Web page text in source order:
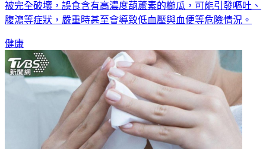
被完全破壞，誤食含有高濃度葫蘆素的櫛瓜，可能引發嘔吐、
腹瀉等症狀，嚴重時甚至會導致低血壓與血便等危險情況。
健康